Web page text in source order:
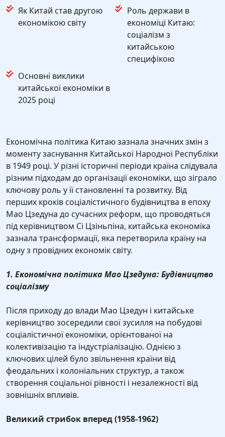
Як Китай став другою
економікою світу
Роль держави в
економіці Китаю:
соціалізм з
китайською
специфікою
Основні виклики
китайської економіки в
2025 році
Економічна політика Китаю зазнала значних змін з
моменту заснування Китайської Народної Республіки
в 1949 році. У різні історичні періоди країна слідувала
різним підходам до організації економіки, що зіграло
ключову роль у її становленні та розвитку. Від
перших кроків соціалістичного будівництва в епоху
Мао Цзедуна до сучасних реформ, що проводяться
під керівництвом Сі Цзіньпіна, китайська економіка
зазнала трансформації, яка перетворила країну на
одну з провідних економік світу.
1. Економічна політика Мао Цзедуна: Будівництво
соціалізму
Після приходу до влади Мао Цзедун і китайське
керівництво зосередили свої зусилля на побудові
соціалістичної економіки, орієнтованої на
колективізацію та індустріалізацію. Однією з
ключових цілей було звільнення країни від
феодальних і колоніальних структур, а також
створення соціальної рівності і незалежності від
зовнішніх впливів.
Великий стрибок вперед (1958-1962)